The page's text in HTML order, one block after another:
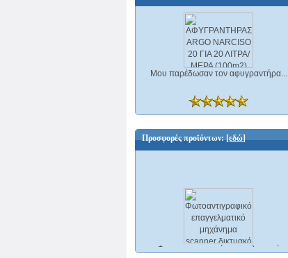
Μου παρέδωσαν τον αφυγραντήρα...
Προσφορές προϊόντων:[εδώ]
Φωτοαντιγραφικό επαγγελματικό
μηχάνημα scanner δικτυακό και Φαξ A3
Ricoh Aficio MP C2500 ΕΛΑΦΡΩΣ